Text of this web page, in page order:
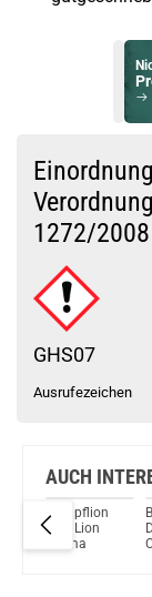
Du
1272/2008
GHS07
Ausrufezeichen
AUCH
Dampflion
Blue Lion
Aroma